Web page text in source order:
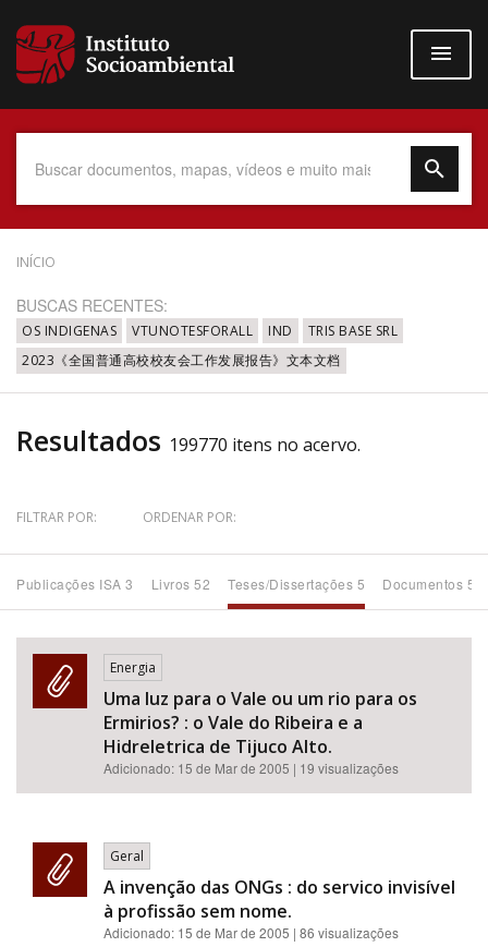
para
conteúdo
Data do Documento
Até
Tema
Subtema
Área de Levantamento
Área Protegida
INÍCIO
BUSCAS RECENTES:
OS INDIGENAS VTUNOTESFORALL IND
TRIS BASE SRL
2023《全国普通高校校友会工作发展报告》文本文档
Resultados 199770 itens no acervo.
FILTRAR POR: ORDENAR POR:
Publicações ISA 3 Livros 52 Teses/Dissertações 5 Documentos
Energia
Uma luz para o Vale ou um rio para os
Ermirios? : o Vale do Ribeira e a
Hidreletrica de Tijuco Alto.
Adicionado: 15 de Mar de 2005 | 19 visualizações
Geral
A invenção das ONGs : do servico invisível
à profissão sem nome.
Adicionado: 15 de Mar de 2005 | 86 visualizações